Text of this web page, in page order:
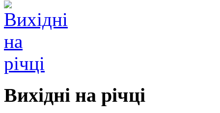
Вихідні на річці